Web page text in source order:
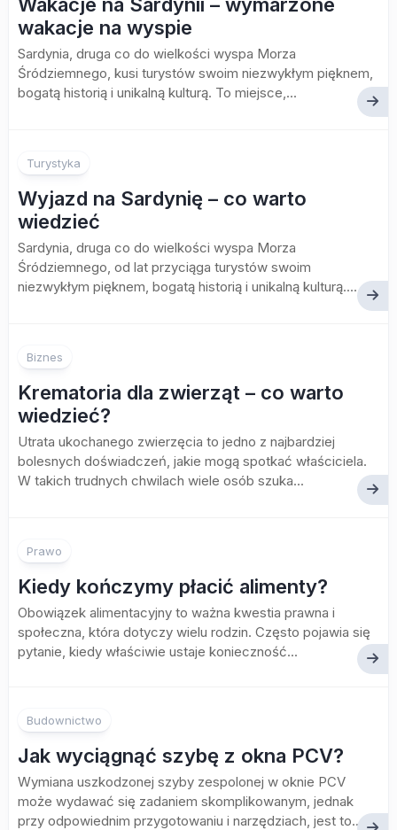
wakacje na wyspie
Sardynia, druga co do wielkości wyspa Morza
Śródziemnego, kusi turystów swoim niezwykłym pięknem,
bogatą historią i unikalną kulturą. To miejsce,...
Turystyka
Wyjazd na Sardynię – co warto
wiedzieć
Sardynia, druga co do wielkości wyspa Morza
Śródziemnego, od lat przyciąga turystów swoim
niezwykłym pięknem, bogatą historią i unikalną kulturą....
Biznes
Krematoria dla zwierząt – co warto
wiedzieć?
Utrata ukochanego zwierzęcia to jedno z najbardziej
bolesnych doświadczeń, jakie mogą spotkać właściciela.
W takich trudnych chwilach wiele osób szuka...
Prawo
Kiedy kończymy płacić alimenty?
Obowiązek alimentacyjny to ważna kwestia prawna i
społeczna, która dotyczy wielu rodzin. Często pojawia się
pytanie, kiedy właściwie ustaje konieczność...
Budownictwo
Jak wyciągnąć szybę z okna PCV?
Wymiana uszkodzonej szyby zespolonej w oknie PCV
może wydawać się zadaniem skomplikowanym, jednak
przy odpowiednim przygotowaniu i narzędziach, jest to...